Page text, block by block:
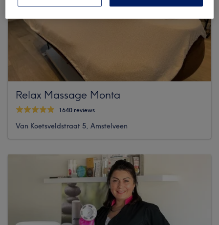
Relax Massage Monta
1640 reviews
Van Koetsveldstraat 5, Amstelveen